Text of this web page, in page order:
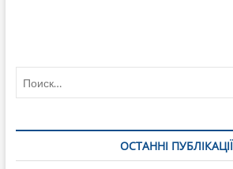
ОСТАННІ ПУБЛІКАЦІЇ